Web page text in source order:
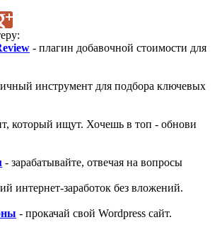
- плагин добавочной стоимости для
инструмент для подбора ключевых
который ищут. Хочешь в топ - обнови
- зарабатывайте, отвечая на вопросы
интернет-заработок без вложений.
- прокачай свой Wordpress сайт.